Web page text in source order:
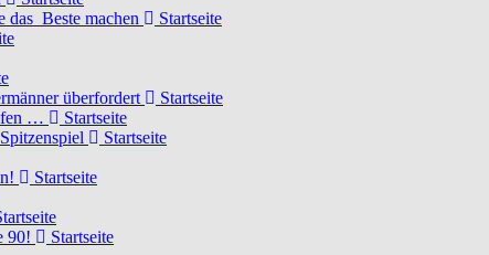
das Beste machen
Startseite
überfordert
Startseite
…
Startseite
Startseite
Startseite
90!
Startseite